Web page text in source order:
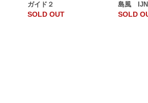
ガイド２
SOLD OUT
島風 IJN
SOLD